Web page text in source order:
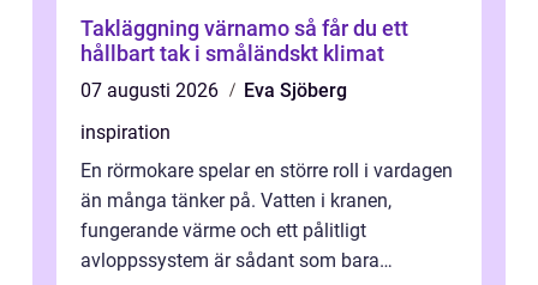
Takläggning värnamo så får du ett
hållbart tak i småländskt klimat
07 augusti 2026
Eva Sjöberg
inspiration
En rörmokare spelar en större roll i vardagen
än många tänker på. Vatten i kranen,
fungerande värme och ett pålitligt
avloppssystem är sådant som bara